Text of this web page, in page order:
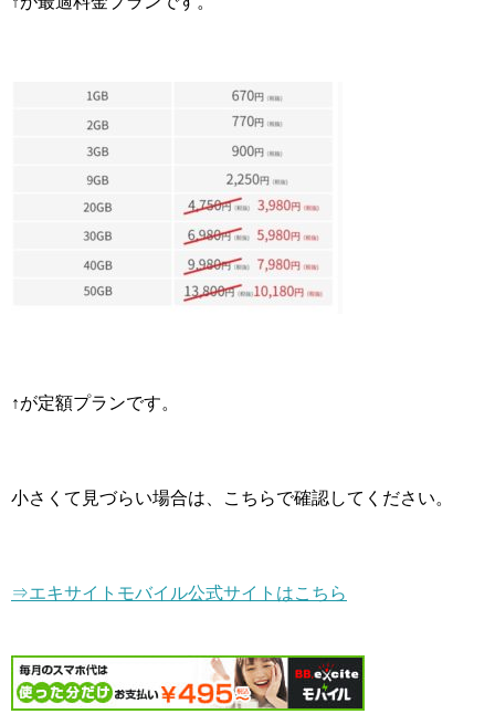
↑が定額プランです。
小さくて見づらい場合は、こちらで確認してください。
⇒エキサイトモバイル公式サイトはこちら